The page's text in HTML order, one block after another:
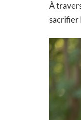
À
sacrifier